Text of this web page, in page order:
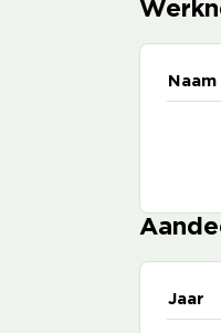
Naam
Jaar